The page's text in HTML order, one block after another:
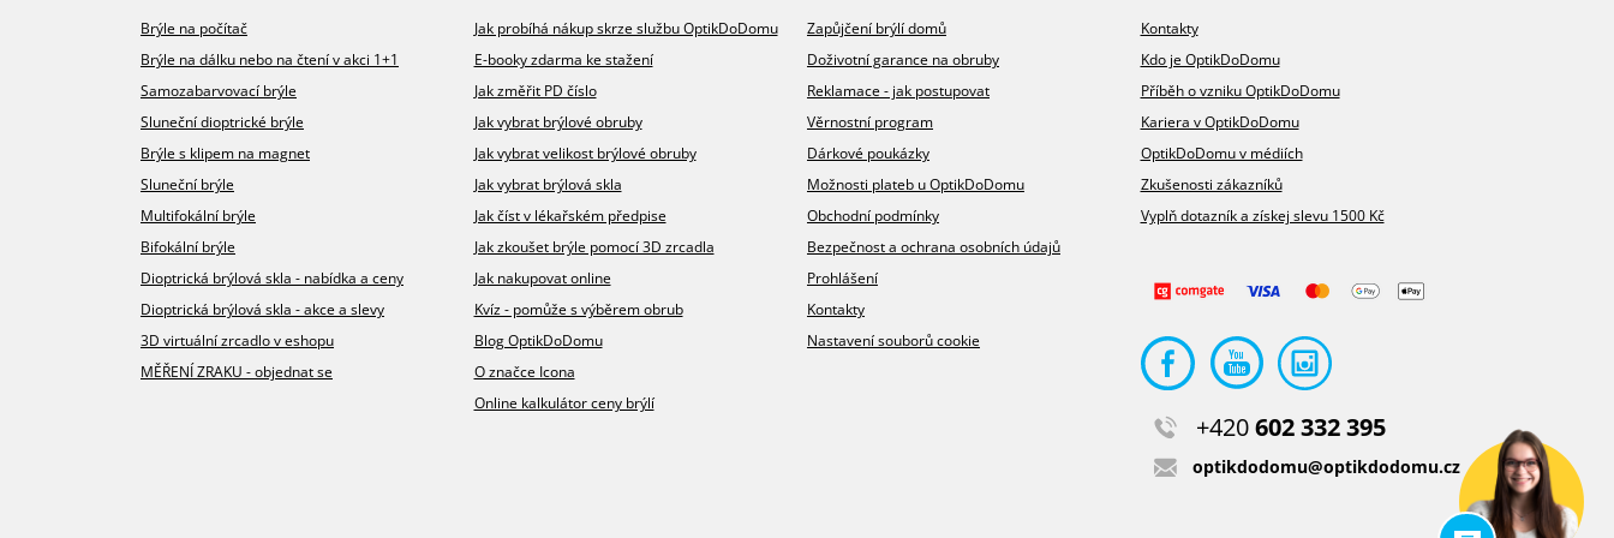
Brýle na počítač
Brýle na dálku nebo na čtení v akci 1+1
Samozabarvovací brýle
Sluneční dioptrické brýle
Brýle s klipem na magnet
Sluneční brýle
Multifokální brýle
Bifokální brýle
Dioptrická brýlová skla - nabídka a ceny
Dioptrická brýlová skla - akce a slevy
3D virtuální zrcadlo v eshopu
MĚŘENÍ ZRAKU - objednat se
Jak probíhá nákup skrze službu OptikDoDomu
E-booky zdarma ke stažení
Jak změřit PD číslo
Jak vybrat brýlové obruby
Jak vybrat velikost brýlové obruby
Jak vybrat brýlová skla
Jak číst v lékařském předpise
Jak zkoušet brýle pomocí 3D zrcadla
Jak nakupovat online
Kvíz - pomůže s výběrem obrub
Blog OptikDoDomu
O značce Icona
Online kalkulátor ceny brýlí
Zapůjčení brýlí domů
Doživotní garance na obruby
Reklamace - jak postupovat
Věrnostní program
Dárkové poukázky
Možnosti plateb u OptikDoDomu
Obchodní podmínky
Bezpečnost a ochrana osobních údajů
Prohlášení
Kontakty
Nastavení souborů cookie
Kontakty
Kdo je OptikDoDomu
Příběh o vzniku OptikDoDomu
Kariera v OptikDoDomu
OptikDoDomu v médiích
Zkušenosti zákazníků
Vyplň dotazník a získej slevu 1500 Kč
+420602 332 395
optikdodomu@optikdodomu.cz